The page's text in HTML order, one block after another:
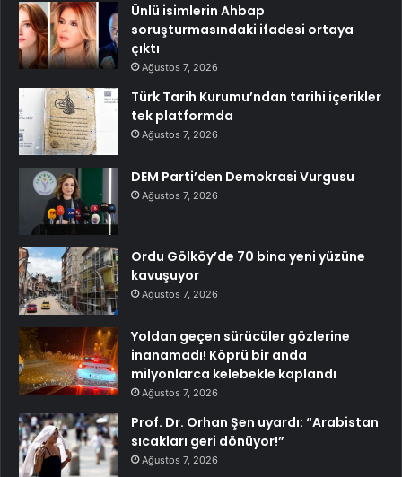
Ünlü isimlerin Ahbap
soruşturmasındaki ifadesi ortaya
çıktı
Ağustos 7, 2026
Türk Tarih Kurumu’ndan tarihi içerikler
tek platformda
Ağustos 7, 2026
DEM Parti’den Demokrasi Vurgusu
Ağustos 7, 2026
Ordu Gölköy’de 70 bina yeni yüzüne
kavuşuyor
Ağustos 7, 2026
Yoldan geçen sürücüler gözlerine
inanamadı! Köprü bir anda
milyonlarca kelebekle kaplandı
Ağustos 7, 2026
Prof. Dr. Orhan Şen uyardı: “Arabistan
sıcakları geri dönüyor!”
Ağustos 7, 2026